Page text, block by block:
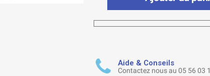
Aide & Conseils
Contactez nous au 05 56 03